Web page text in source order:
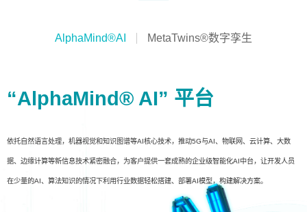
AlphaMind®AI MetaTwins®数字孪生
“AlphaMind® AI” 平台
依托自然语言处理，机器视觉和知识图谱等AI核心技术，推动5G与AI、物联网、云计算、大数
据、边缘计算等新信息技术紧密融合，为客户提供一套成熟的企业级智能化AI中台，让开发人员
在少量的AI、算法知识的情况下利用行业数据轻松搭建、部署AI模型，构建解决方案。